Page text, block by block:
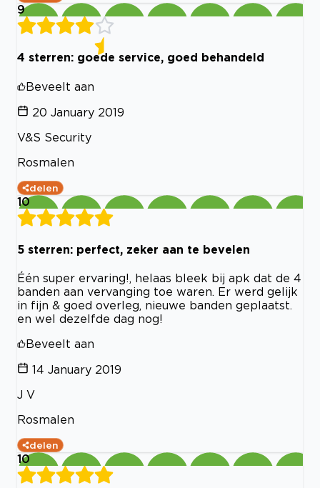
9
4 sterren: goede service, goed behandeld
Beveelt aan
20 January 2019
V&S Security
Rosmalen
delen
10
5 sterren: perfect, zeker aan te bevelen
Één super ervaring!, helaas bleek bij apk dat de 4
banden aan vervanging toe waren. Er werd gelijk
in fijn & goed overleg, nieuwe banden geplaatst.
en wel dezelfde dag nog!
Beveelt aan
14 January 2019
J V
Rosmalen
delen
10